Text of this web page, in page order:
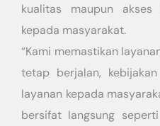
kualitas maupun
kepada masyarakat.
“Kami memastikan
tetap berjalan,
layanan kepada
bersifat langsung